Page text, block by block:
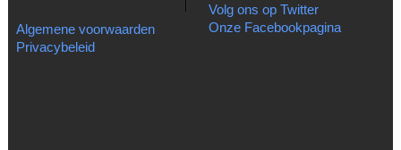
Algemene voorwaarden
Privacybeleid
Volg ons op Twitter
Onze Facebookpagina